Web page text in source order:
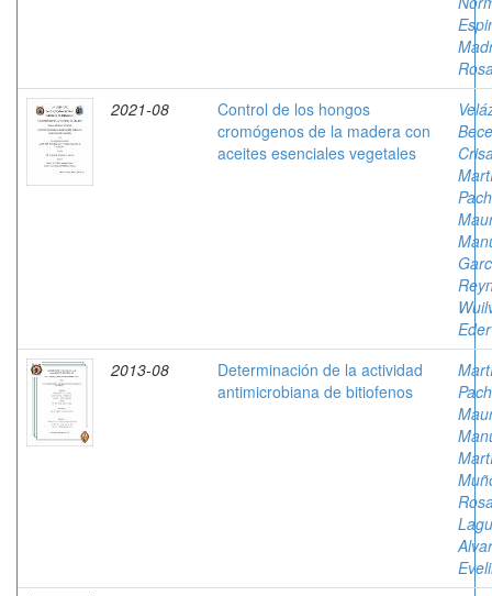
2021-08
Control de los hongos
cromógenos de la madera con
aceites esenciales vegetales
Eder
2013-08
Determinación de la actividad
antimicrobiana de bitiofenos